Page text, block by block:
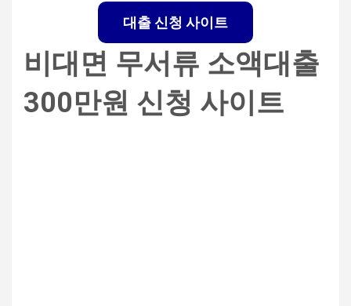
대출 신청 사이트
비대면 무서류 소액대출
300만원 신청 사이트